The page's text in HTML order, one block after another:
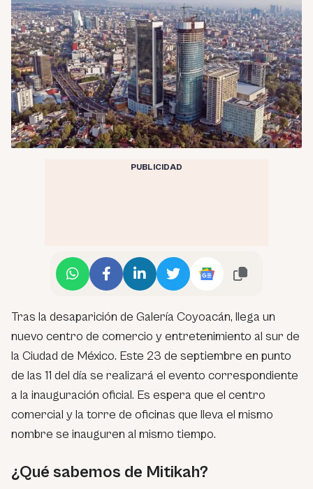
PUBLICIDAD
Tras la desaparición de Galería Coyoacán, llega un
nuevo centro de comercio y entretenimiento al sur de
la Ciudad de México. Este 23 de septiembre en punto
de las 11 del día se realizará el evento correspondiente
a la inauguración oficial. Es espera que el centro
comercial y la torre de oficinas que lleva el mismo
nombre se inauguren al mismo tiempo.
¿Qué sabemos de Mitikah?